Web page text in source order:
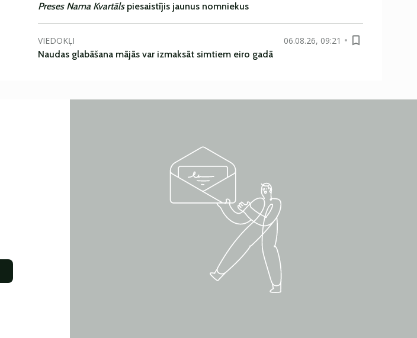
Preses Nama Kvartāls piesaistījis jaunus nomniekus
VIEDOKĻI
06.08.26, 09:21
Naudas glabāšana mājās var izmaksāt simtiem eiro gadā